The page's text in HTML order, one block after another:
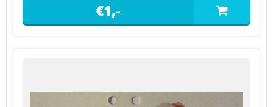
€1,-